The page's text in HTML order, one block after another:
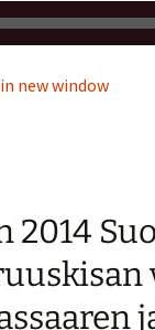
new window
2014